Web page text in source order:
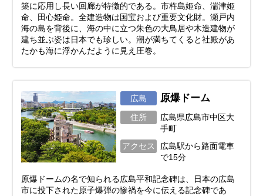
築に応用し長い回廊が特徴的である。市杵島姫命、湍津姫
命、田心姫命。全建造物は国宝および重要文化財。瀬戸内
海の島を背後に、海の中に立つ朱色の大鳥居や木造建物が
建ち並ぶ姿は日本でも珍しい。潮が満ちてくると社殿があ
たかも海に浮かんだように見え圧巻。
広島 原爆ドーム
住所
広島県広島市中区大
手町
アクセス
広島駅から路面電車
で15分
原爆ドームの名で知られる広島平和記念碑は、日本の広島
市に投下された原子爆弾の惨禍を今に伝える記念碑であ